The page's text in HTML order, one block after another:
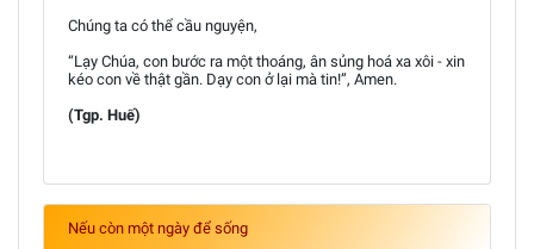
Chúng ta có thể cầu nguyện,
“Lạy Chúa, con bước ra một thoáng, ân sủng hoá xa xôi - xin
kéo con về thật gần. Dạy con ở lại mà tin!”, Amen.
(Tgp. Huế)
Nếu còn một ngày để sống